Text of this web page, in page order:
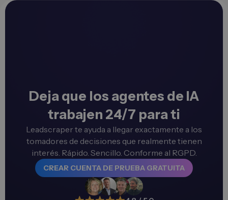
Deja que los agentes de IA
trabajen 24/7 para ti
Leadscraper te ayuda a llegar exactamente a los
tomadores de decisiones que realmente tienen
interés. Rápido. Sencillo. Conforme al RGPD.
CREAR CUENTA DE PRUEBA GRATUITA